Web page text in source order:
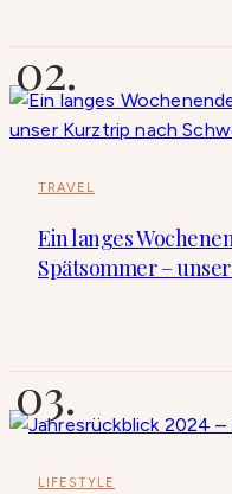
TRAVEL
Ein langes
Spätsommer –
LIFESTYLE